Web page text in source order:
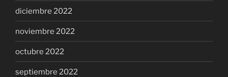
diciembre 2022
noviembre 2022
octubre 2022
septiembre 2022